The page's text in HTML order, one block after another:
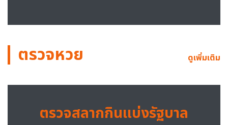
ตรวจหวย ดูเพิ่มเติม
ตรวจสลากกินแบ่งรัฐบาล